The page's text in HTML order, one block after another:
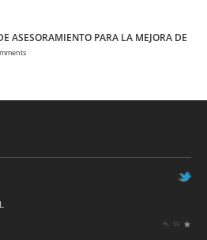
ASESORAMIENTO PARA LA MEJORA DE